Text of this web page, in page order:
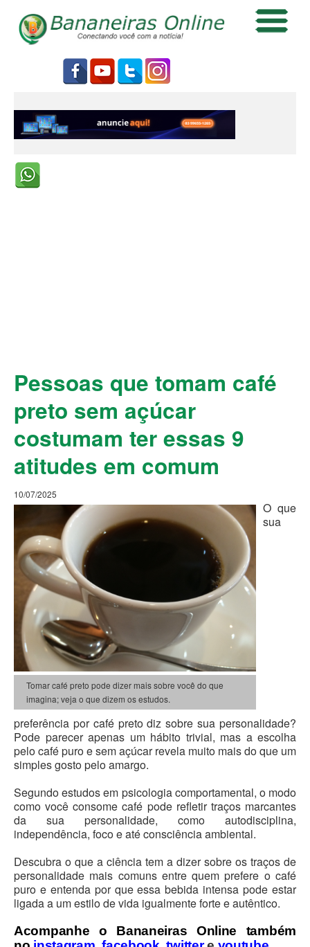
Pessoas que tomam café
preto sem açúcar
costumam ter essas 9
atitudes em comum
10/07/2025
Tomar café preto pode dizer mais sobre você do que
imagina; veja o que dizem os estudos.
O que
sua
preferência por café preto diz sobre sua personalidade?
Pode parecer apenas um hábito trivial, mas a escolha
pelo café puro e sem açúcar revela muito mais do que um
simples gosto pelo amargo.
Segundo estudos em psicologia comportamental, o modo
como você consome café pode refletir traços marcantes
da sua personalidade, como autodisciplina,
independência, foco e até consciência ambiental.
Descubra o que a ciência tem a dizer sobre os traços de
personalidade mais comuns entre quem prefere o café
puro e entenda por que essa bebida intensa pode estar
ligada a um estilo de vida igualmente forte e autêntico.
Acompanhe o Bananeiras Online também